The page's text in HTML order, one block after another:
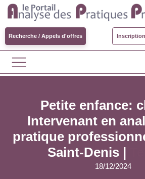
Recherche / Appels d'offres
Petite enfance:
Intervenant en
pratique
Saint-Denis |
18/12/2024